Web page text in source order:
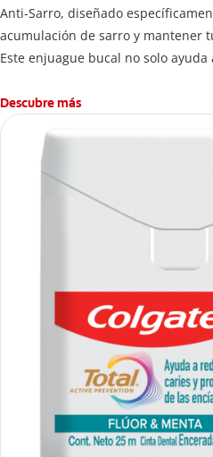
Anti-Sarro, diseñado
acumulación de sarro y mantener
Este enjuague bucal no solo
Descubre más